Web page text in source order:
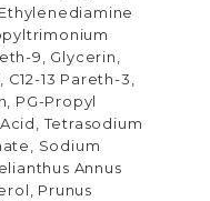
9, Glycerin,
13 Pareth-3,
PG-Propyl
Tetrasodium
Sodium
Annus
Prunus